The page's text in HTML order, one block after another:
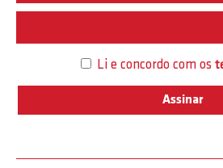
Li e concordo com os